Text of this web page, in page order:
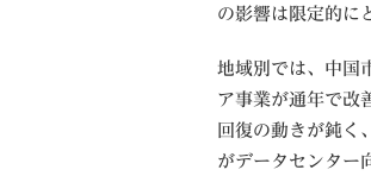
の影響は限定的に
地域別では、中国
ア事業が通年で改
回復の動きが鈍く
がデータセンター